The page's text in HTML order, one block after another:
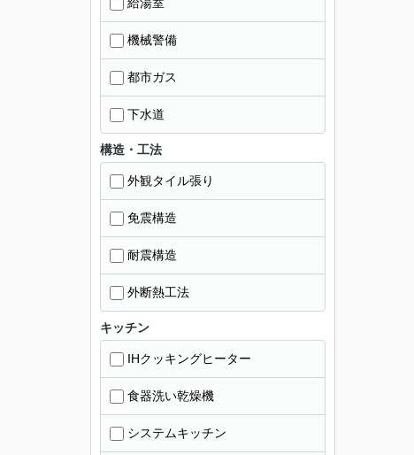
機械警備
都市ガス
下水道
構造・工法
外観タイル張り
免震構造
耐震構造
外断熱工法
キッチン
IHクッキングヒーター
食器洗い乾燥機
システムキッチン